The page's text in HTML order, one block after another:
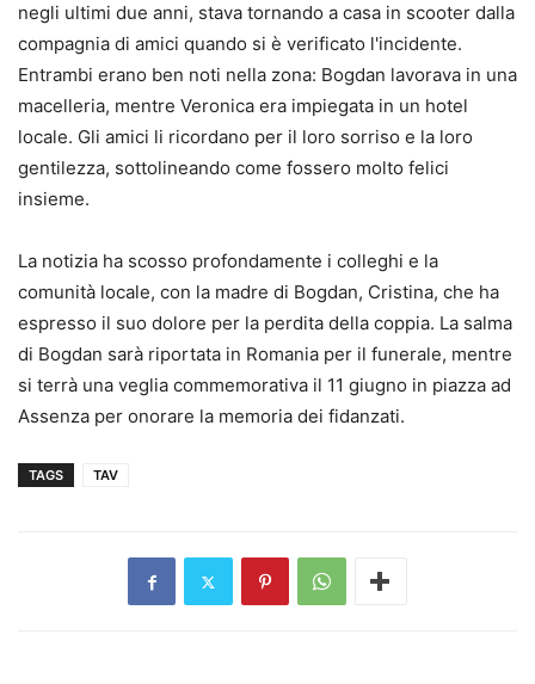
negli ultimi due anni, stava tornando a casa in scooter dalla
compagnia di amici quando si è verificato l'incidente.
Entrambi erano ben noti nella zona: Bogdan lavorava in una
macelleria, mentre Veronica era impiegata in un hotel
locale. Gli amici li ricordano per il loro sorriso e la loro
gentilezza, sottolineando come fossero molto felici
insieme.
La notizia ha scosso profondamente i colleghi e la
comunità locale, con la madre di Bogdan, Cristina, che ha
espresso il suo dolore per la perdita della coppia. La salma
di Bogdan sarà riportata in Romania per il funerale, mentre
si terrà una veglia commemorativa il 11 giugno in piazza ad
Assenza per onorare la memoria dei fidanzati.
TAGS TAV